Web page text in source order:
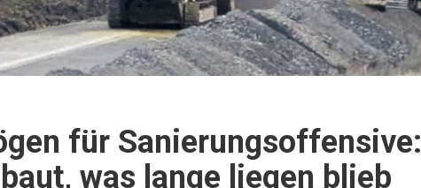
für Sanierungsoffensive:
was lange liegen blieb